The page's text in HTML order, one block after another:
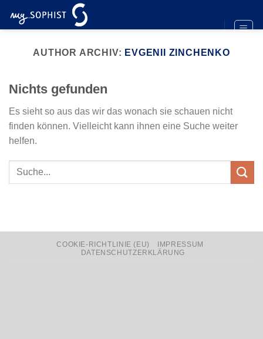
Inhalt
AUTHOR ARCHIV: EVGENII ZINCHENKO
Nichts gefunden
Es sieht so aus das wir das wonach sie schauen nicht
finden können. Vielleicht kann ihnen eine Suche weiter
helfen.
COOKIE-RICHTLINIE (EU)
IMPRESSUM
DATENSCHUTZERKLÄRUNG